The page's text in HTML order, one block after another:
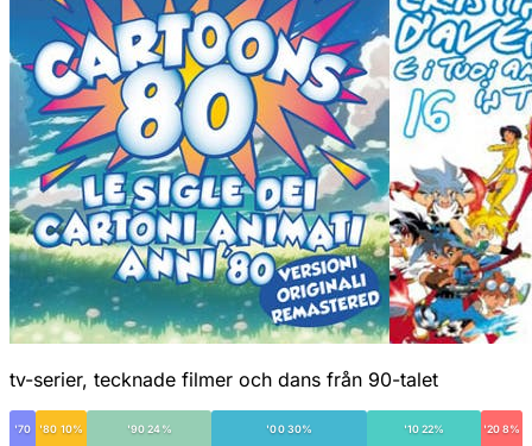
tv-serier, tecknade filmer och dans från 90-talet
'70 '80 10% '90 24% '00 30% '10 22% '20 8%